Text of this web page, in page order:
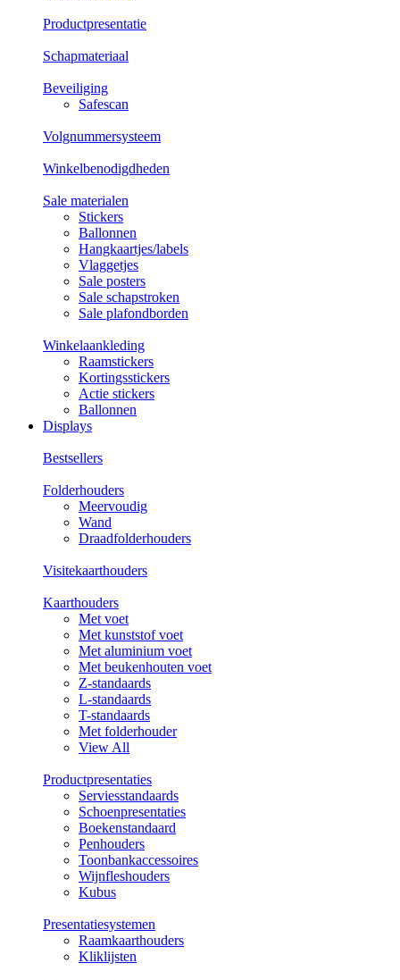
Productpresentatie
Schapmateriaal
Beveiliging
Safescan
Volgnummersysteem
Winkelbenodigdheden
Sale materialen
Stickers
Ballonnen
Hangkaartjes/labels
Vlaggetjes
Sale posters
Sale schapstroken
Sale plafondborden
Winkelaankleding
Raamstickers
Kortingsstickers
Actie stickers
Ballonnen
Displays
Bestsellers
Folderhouders
Meervoudig
Wand
Draadfolderhouders
Visitekaarthouders
Kaarthouders
Met voet
Met kunststof voet
Met aluminium voet
Met beukenhouten voet
Z-standaards
L-standaards
T-standaards
Met folderhouder
View All
Productpresentaties
Serviesstandaards
Schoenpresentaties
Boekenstandaard
Penhouders
Toonbankaccessoires
Wijnfleshouders
Kubus
Presentatiesystemen
Raamkaarthouders
Kliklijsten